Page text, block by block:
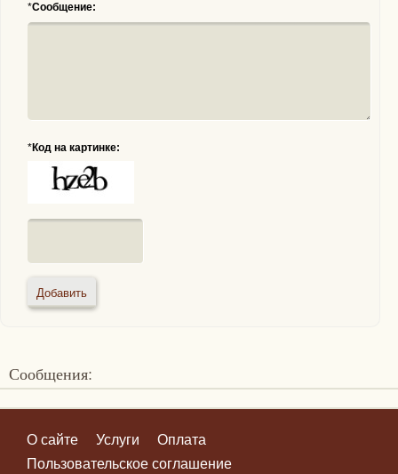
*Сообщение:
*Код на картинке:
Сообщения:
О сайте Услуги
Оплата
Пользовательское соглашение